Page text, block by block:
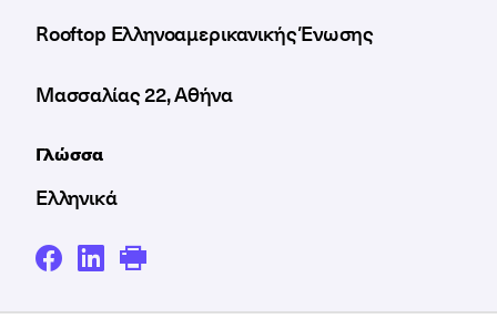
Rooftop Ελληνοαμερικανικής Ένωσης
Μασσαλίας 22, Αθήνα
Γλώσσα
Ελληνικά